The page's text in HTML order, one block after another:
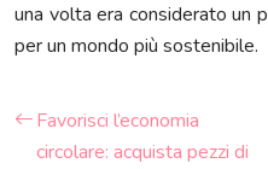
una volta era considerato un
per un mondo più sostenibile.
Favorisci l’economia
circolare: acquista pezzi di